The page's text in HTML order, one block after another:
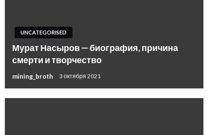
UNCATEGORISED
Мурат Насыров — биография, причина
смерти и творчество
mining_broth 3 октября 2021